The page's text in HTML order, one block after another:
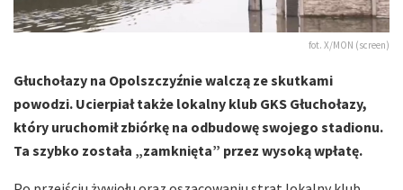
fot. X/MON (screen)
Głuchołazy na Opolszczyźnie walczą ze skutkami
powodzi. Ucierpiał także lokalny klub GKS Głuchołazy,
który uruchomił zbiórkę na odbudowę swojego stadionu.
Ta szybko została „zamknięta” przez wysoką wpłatę.